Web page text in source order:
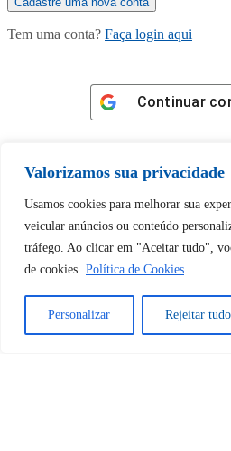
Valorizamos sua privacidade
Usamos cookies para melhorar sua
veicular anúncios ou conteúdo
tráfego. Ao clicar em "Aceitar tudo",
de cookies. Política de Cookies
Personalizar Rejeitar tudo
Tem uma conta? Faça login aqui
Continuar
Tem certeza de
desbloquear esta